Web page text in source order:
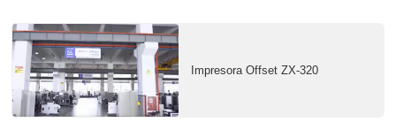
Impresora Offset ZX-320